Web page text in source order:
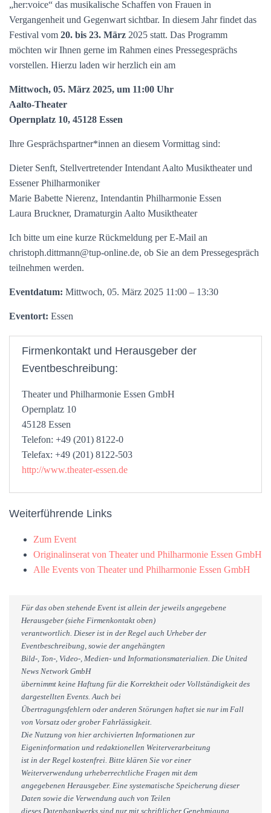
„her:voice“ das musikalische Schaffen von Frauen in
Vergangenheit und Gegenwart sichtbar. In diesem Jahr findet das
Festival vom 20. bis 23. März 2025 statt. Das Programm
möchten wir Ihnen gerne im Rahmen eines Pressegesprächs
vorstellen. Hierzu laden wir herzlich ein am
Mittwoch, 05. März 2025, um 11:00 Uhr
Aalto-Theater
Opernplatz 10, 45128 Essen
Ihre Gesprächspartner*innen an diesem Vormittag sind:
Dieter Senft, Stellvertretender Intendant Aalto Musiktheater und
Essener Philharmoniker
Marie Babette Nierenz, Intendantin Philharmonie Essen
Laura Bruckner, Dramaturgin Aalto Musiktheater
Ich bitte um eine kurze Rückmeldung per E-Mail an
christoph.dittmann@tup-online.de, ob Sie an dem Pressegespräch
teilnehmen werden.
Eventdatum: Mittwoch, 05. März 2025 11:00 – 13:30
Eventort: Essen
Firmenkontakt und Herausgeber der
Eventbeschreibung:
Theater und Philharmonie Essen GmbH
Opernplatz 10
45128 Essen
Telefon: +49 (201) 8122-0
Telefax: +49 (201) 8122-503
http://www.theater-essen.de
Weiterführende Links
Zum Event
Originalinserat von Theater und Philharmonie Essen GmbH
Alle Events von Theater und Philharmonie Essen GmbH
Für das oben stehende Event ist allein der jeweils angegebene
Herausgeber (siehe Firmenkontakt oben)
verantwortlich. Dieser ist in der Regel auch Urheber der
Eventbeschreibung, sowie der angehängten
Bild-, Ton-, Video-, Medien- und Informationsmaterialien. Die United
News Network GmbH
übernimmt keine Haftung für die Korrektheit oder Vollständigkeit des
dargestellten Events. Auch bei
Übertragungsfehlern oder anderen Störungen haftet sie nur im Fall
von Vorsatz oder grober Fahrlässigkeit.
Die Nutzung von hier archivierten Informationen zur
Eigeninformation und redaktionellen Weiterverarbeitung
ist in der Regel kostenfrei. Bitte klären Sie vor einer
Weiterverwendung urheberrechtliche Fragen mit dem
angegebenen Herausgeber. Eine systematische Speicherung dieser
Daten sowie die Verwendung auch von Teilen
dieses Datenbankwerks sind nur mit schriftlicher Genehmigung